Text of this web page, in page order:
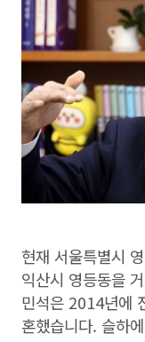
현재 서울특별시
익산시 영등동을
민석은 2014년에
혼했습니다. 슬하